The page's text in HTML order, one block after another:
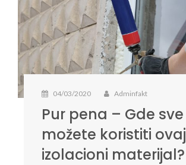
04/03/2020 Adminfakt
Pur pena – Gde sve
možete koristiti ovaj
izolacioni materijal?